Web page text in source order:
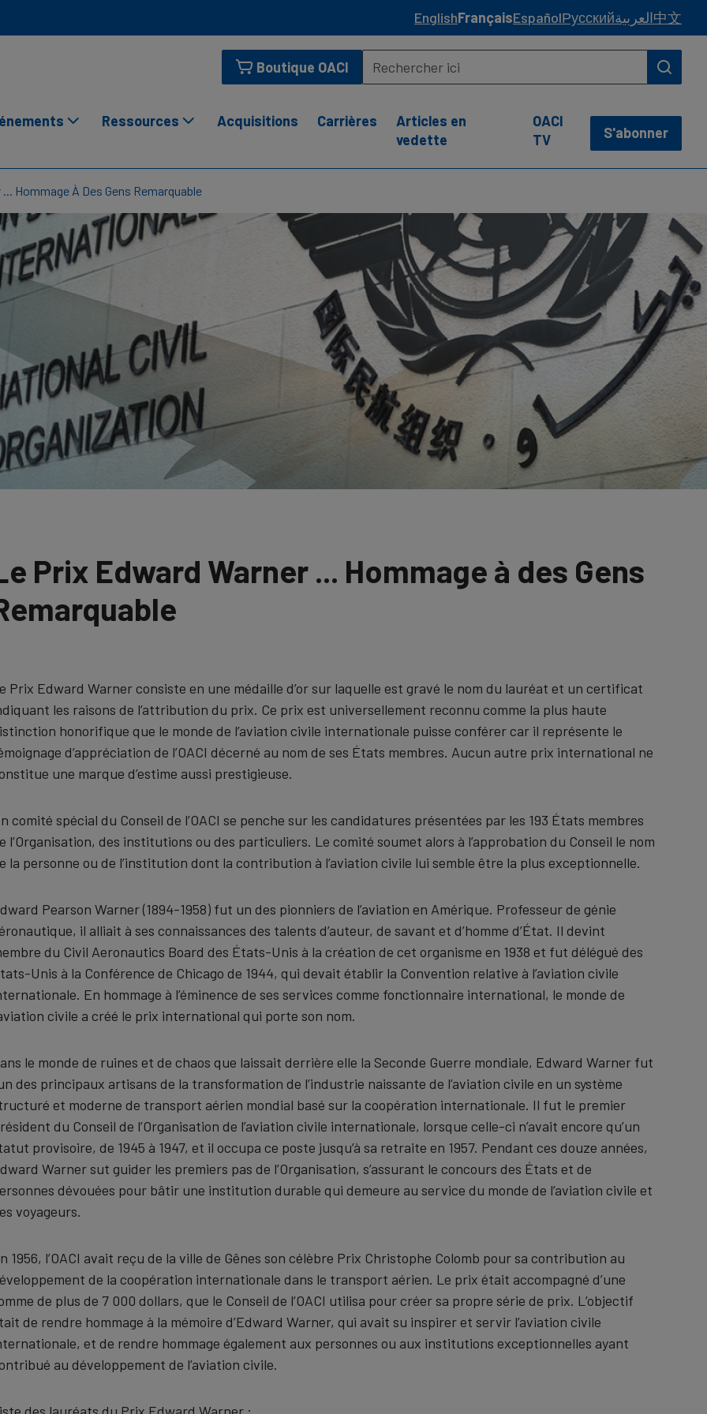
EnglishFrançaisEspañolРусскийالعربية中文
Boutique OACI
Ressources Acquisitions Carrières
Articles en
vedette
OACI
TV
S'abonner
Hommage À Des Gens Remarquable
Prix Edward Warner ... Hommage à des Gens
Prix Edward Warner consiste en une médaille d’or sur laquelle est gravé le nom du lauréat et un certificat
les raisons de l’attribution du prix. Ce prix est universellement reconnu comme la plus haute
honorifique que le monde de l’aviation civile internationale puisse conférer car il représente le
d’appréciation de l’OACI décerné au nom de ses États membres. Aucun autre prix international ne
une marque d’estime aussi prestigieuse.
comité spécial du Conseil de l’OACI se penche sur les candidatures présentées par les 193 États membres
l’Organisation, des institutions ou des particuliers. Le comité soumet alors à l’approbation du Conseil le nom
la personne ou de l’institution dont la contribution à l’aviation civile lui semble être la plus exceptionnelle.
Pearson Warner (1894-1958) fut un des pionniers de l’aviation en Amérique. Professeur de génie
il alliait à ses connaissances des talents d’auteur, de savant et d’homme d’État. Il devint
du Civil Aeronautics Board des États-Unis à la création de cet organisme en 1938 et fut délégué des
Unis à la Conférence de Chicago de 1944, qui devait établir la Convention relative à l’aviation civile
En hommage à l’éminence de ses services comme fonctionnaire international, le monde de
civile a créé le prix international qui porte son nom.
le monde de ruines et de chaos que laissait derrière elle la Seconde Guerre mondiale, Edward Warner fut
des principaux artisans de la transformation de l’industrie naissante de l’aviation civile en un système
et moderne de transport aérien mondial basé sur la coopération internationale. Il fut le premier
du Conseil de l’Organisation de l’aviation civile internationale, lorsque celle-ci n’avait encore qu’un
provisoire, de 1945 à 1947, et il occupa ce poste jusqu’à sa retraite en 1957. Pendant ces douze années,
Warner sut guider les premiers pas de l’Organisation, s’assurant le concours des États et de
dévouées pour bâtir une institution durable qui demeure au service du monde de l’aviation civile et
voyageurs.
1956, l’OACI avait reçu de la ville de Gênes son célèbre Prix Christophe Colomb pour sa contribution au
de la coopération internationale dans le transport aérien. Le prix était accompagné d’une
de plus de 7 000 dollars, que le Conseil de l’OACI utilisa pour créer sa propre série de prix. L’objectif
de rendre hommage à la mémoire d’Edward Warner, qui avait su inspirer et servir l’aviation civile
et de rendre hommage également aux personnes ou aux institutions exceptionnelles ayant
au développement de l’aviation civile.
des lauréats du Prix Edward Warner :